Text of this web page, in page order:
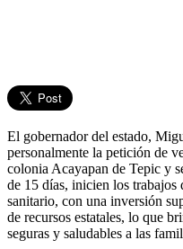
El gobernador del estado,
personalmente la petición de
colonia Acayapan de Tepic y
de 15 días, inicien los
sanitario, con una inversión
de recursos estatales, lo que
seguras y saludables a las